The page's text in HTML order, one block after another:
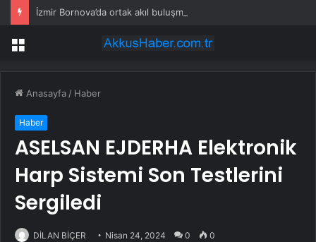
İzmir Bornova’da ortak akıl buluşması
Menü
Anasayfa / Haber
Haber
ASELSAN EJDERHA Elektronik
Harp Sistemi Son Testlerini
Sergiledi
DİLAN BİÇER Nisan 24, 2024 0 0